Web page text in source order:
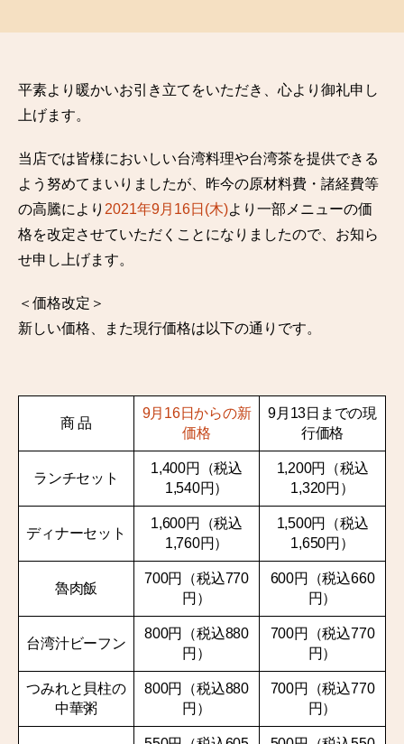
平素より暖かいお引き立てをいただき、心より御礼申し
上げます。
当店では皆様においしい台湾料理や台湾茶を提供できる
よう努めてまいりましたが、昨今の原材料費・諸経費等
の高騰により 2021年9月16日(木)より一部メニューの価
格を改定させていただくことになりましたので、お知ら
せ申し上げます。
＜価格改定＞
新しい価格、また現行価格は以下の通りです。
商 品
9月16日からの新
価格
9月13日までの現
行価格
ランチセット
1,400円（税込
1,540円）
1,200円（税込
1,320円）
ディナーセット
1,600円（税込
1,760円）
1,500円（税込
1,650円）
魯肉飯
700円（税込770
円）
600円（税込660
円）
台湾汁ビーフン
800円（税込880
円）
700円（税込770
円）
つみれと貝柱の
中華粥
800円（税込880
円）
700円（税込770
円）